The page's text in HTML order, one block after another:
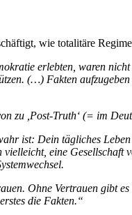
wie totalitäre
erlebten, waren
(…) Fakten
zu ,Post-Truth‘ (= im
ist: Dein tägliches
vielleicht, eine Gesellschaft
Ohne Vertrauen gibt
die Fakten.“